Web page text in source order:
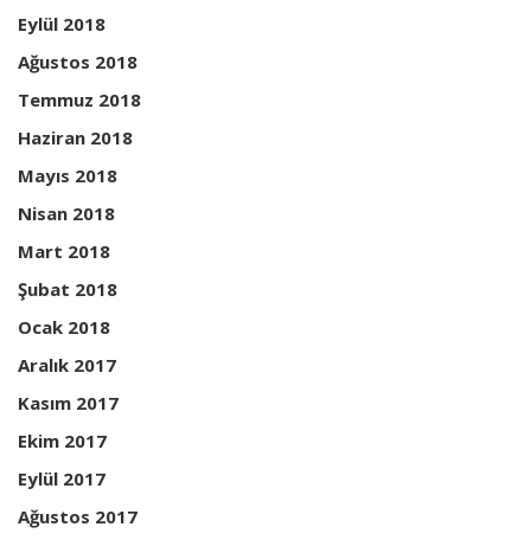
Eylül 2018
Ağustos 2018
Temmuz 2018
Haziran 2018
Mayıs 2018
Nisan 2018
Mart 2018
Şubat 2018
Ocak 2018
Aralık 2017
Kasım 2017
Ekim 2017
Eylül 2017
Ağustos 2017